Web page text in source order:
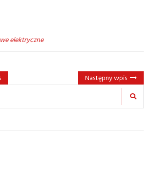
elektryczne
Następny wpis